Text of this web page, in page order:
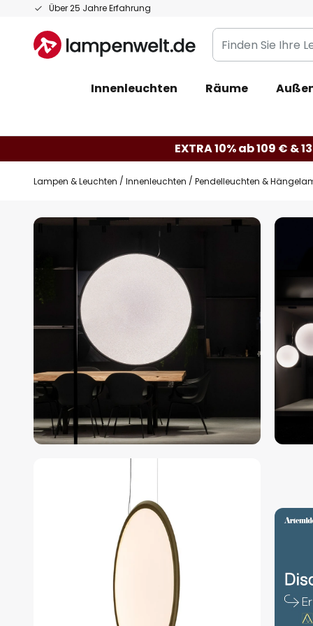
Über 25 Jahre Erfahrung
Zum
springen
Finden
Sie
Leuchte...
Innenleuchten Räume
EXTRA 10% ab 109 € &
Lampen & Leuchten Innenleuchten Pendelleuchten &
Zum
Bildgalerie
springen